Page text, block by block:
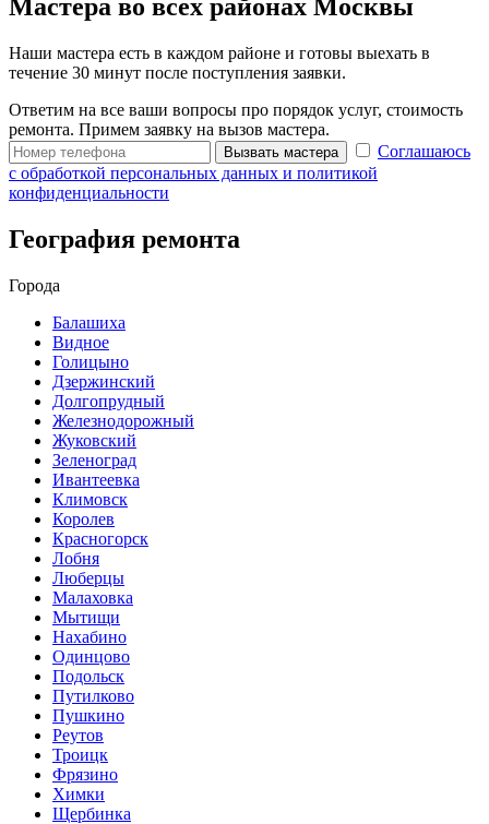
Мастера во всех районах Москвы
Наши мастера есть в каждом районе и готовы выехать в
течение 30 минут после поступления заявки.
Ответим на все ваши вопросы про порядок услуг, стоимость
ремонта. Примем заявку на вызов мастера.
Вызвать мастера
Соглашаюсь
с обработкой персональных данных и политикой
конфиденциальности
География ремонта
Города
Балашиха
Видное
Голицыно
Дзержинский
Долгопрудный
Железнодорожный
Жуковский
Зеленоград
Ивантеевка
Климовск
Королев
Красногорск
Лобня
Люберцы
Малаховка
Мытищи
Нахабино
Одинцово
Подольск
Путилково
Пушкино
Реутов
Троицк
Фрязино
Химки
Щербинка